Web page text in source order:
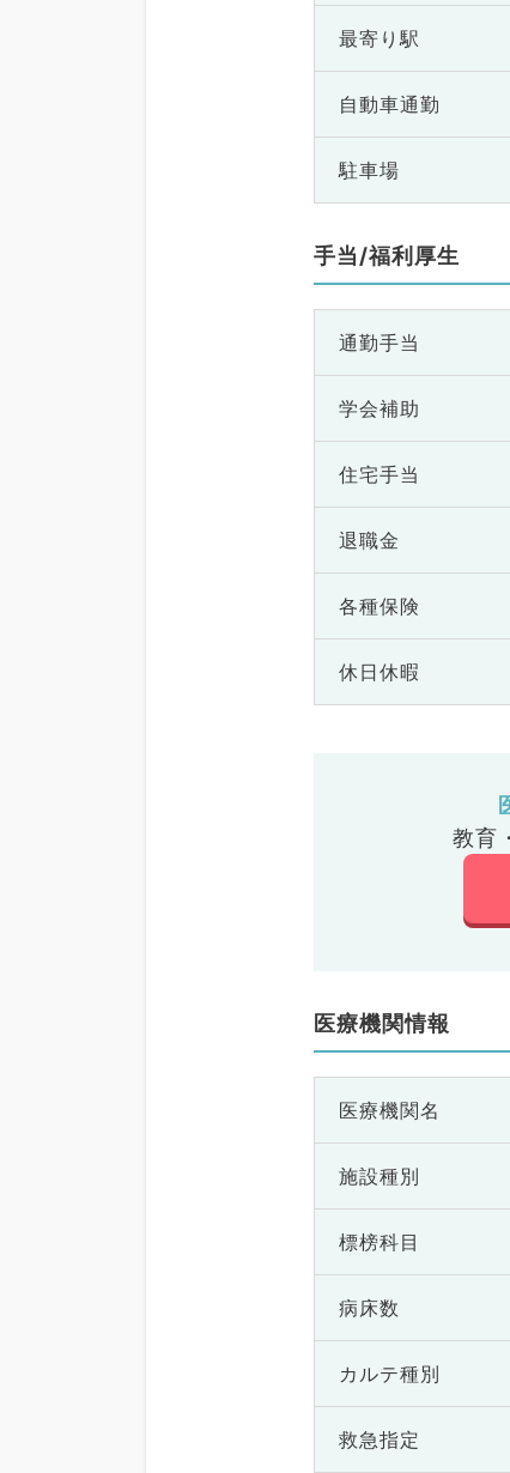
最寄り駅
自動車通勤
駐車場
手当/福利厚生
通勤手当
学会補助
住宅手当
退職金
各種保険
休日休暇
教育
医療機関情報
医療機関名
施設種別
標榜科目
病床数
カルテ種別
救急指定